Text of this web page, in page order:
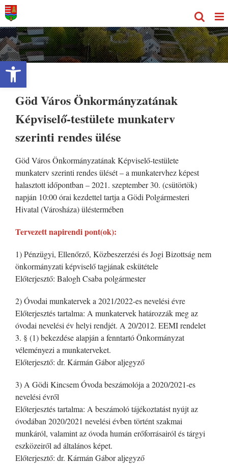
Eszköztár megnyitása
Kihagyás
Göd Város Önkormányzatának
Képviselő-testülete munkaterv
szerinti rendes ülése
Göd Város Önkormányzatának Képviselő-testülete
munkaterv szerinti rendes ülését – a munkatervhez képest
halasztott időpontban – 2021. szeptember 30. (csütörtök)
napján 10:00 órai kezdettel tartja a Gödi Polgármesteri
Hivatal (Városháza) üléstermében
Tervezett napirendi pont(ok):
1) Pénzügyi, Ellenőrző, Közbeszerzési és Jogi Bizottság nem
önkormányzati képviselő tagjának eskütétele
Előterjesztő: Balogh Csaba polgármester
2) Óvodai munkatervek a 2021/2022-es nevelési évre
Előterjesztés tartalma: A munkatervek határozzák meg az
óvodai nevelési év helyi rendjét. A 20/2012. EEMI rendelet
3. § (1) bekezdése alapján a fenntartó Önkormányzat
véleményezi a munkaterveket.
Előterjesztő: dr. Kármán Gábor aljegyző
3) A Gödi Kincsem Óvoda beszámolója a 2020/2021-es
nevelési évről
Előterjesztés tartalma: A beszámoló tájékoztatást nyújt az
óvodában 2020/2021 nevelési évben történt szakmai
munkáról, valamint az óvoda humán erőforrásairól és tárgyi
eszközeiről ad általános képet.
Előterjesztő: dr. Kármán Gábor aljegyző